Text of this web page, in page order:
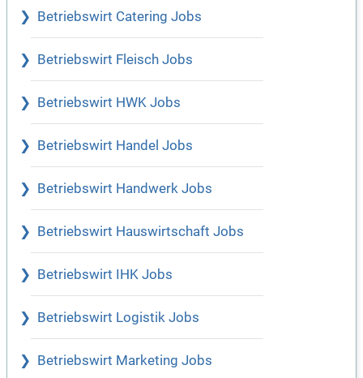
Betriebswirt Catering Jobs
Betriebswirt Fleisch Jobs
Betriebswirt HWK Jobs
Betriebswirt Handel Jobs
Betriebswirt Handwerk Jobs
Betriebswirt Hauswirtschaft Jobs
Betriebswirt IHK Jobs
Betriebswirt Logistik Jobs
Betriebswirt Marketing Jobs